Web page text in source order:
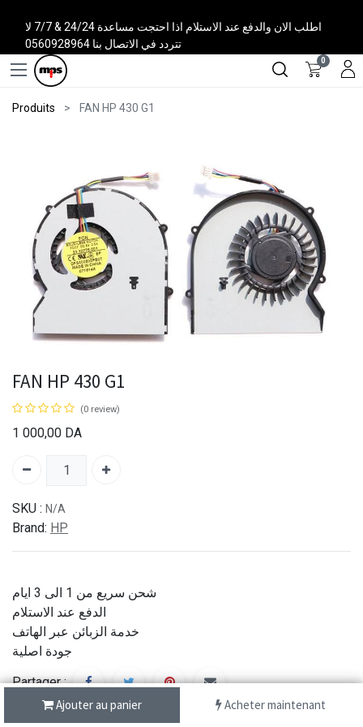
اطلب الان والدفع عند الاستلام اذا احتجت مساعدة 24/24 & 7/7 لا
تتردد في الاتصال بنا 0560928964
0
Produits FAN HP 430 G1
Ajouter au panier Acheter maintenant
FAN HP 430 G1
(0 review)
1 000,00 DA
SKU : N/A
Brand: HP
شحن سريع من 1 الى 3 ايام
الدفع عند الاستلام
خدمة الزبائن عبر الهاتف
جودة اصلية
Partager :